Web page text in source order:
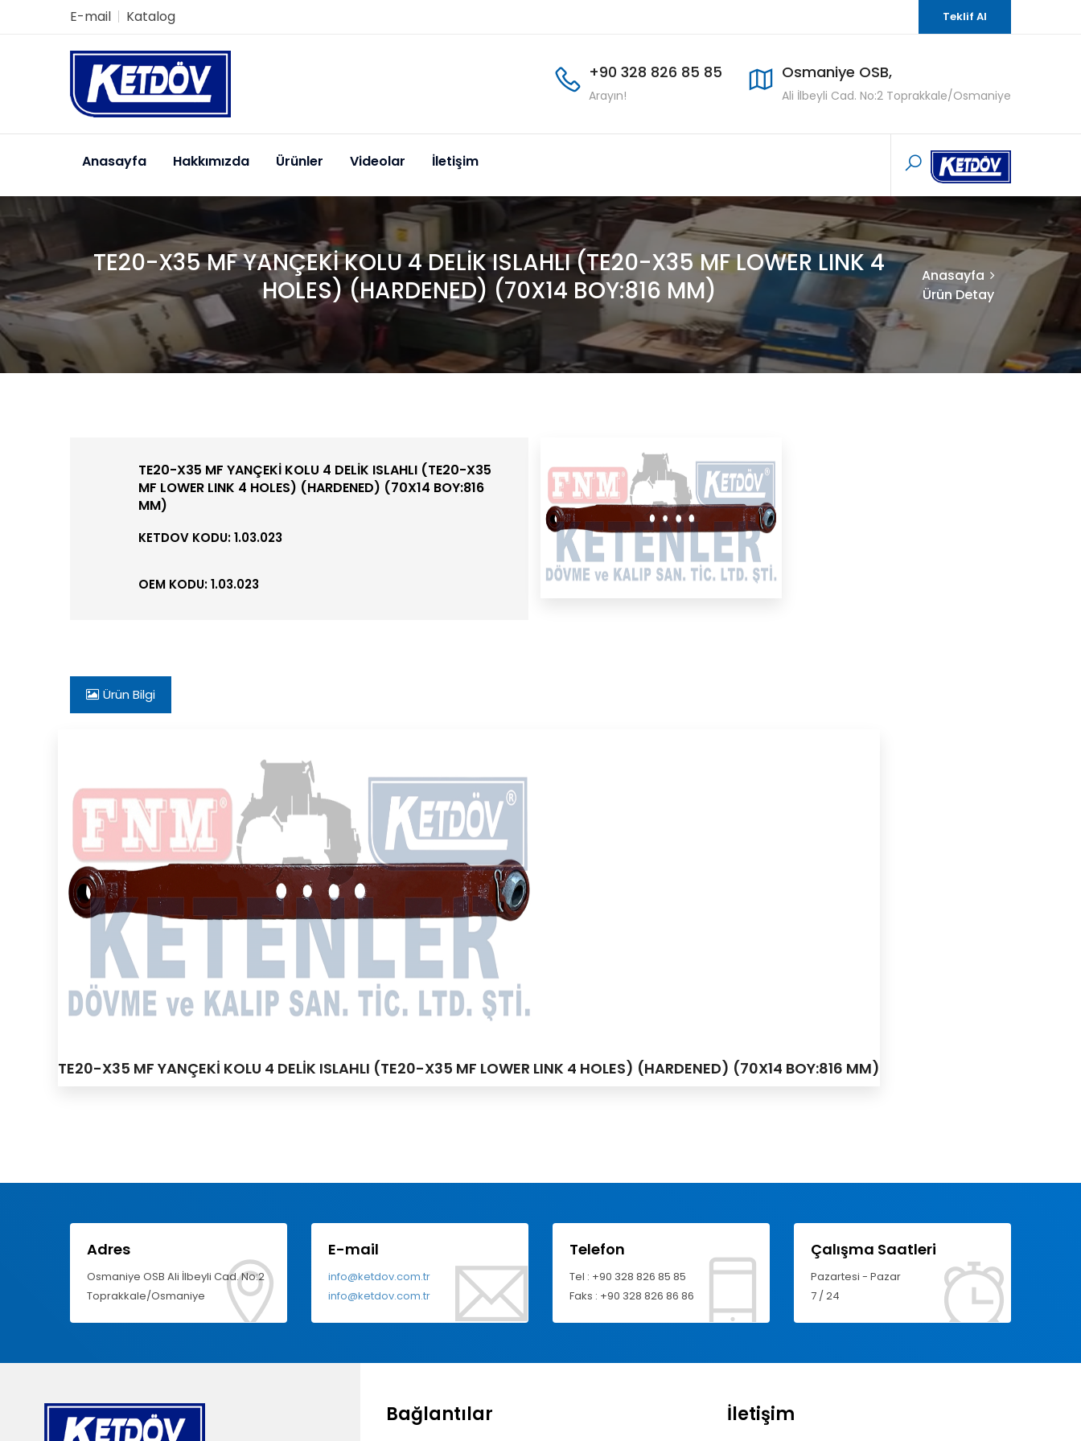
E-mail Katalog Teklif Al
+90 328 826 85 85
Arayın!
Osmaniye OSB,
Ali İlbeyli Cad. No:2 Toprakkale/Osmaniye
Anasayfa Hakkımızda Ürünler Videolar İletişim
TE20-X35 MF YANÇEKİ KOLU 4 DELİK ISLAHLI (TE20-X35 MF LOWER LINK 4
HOLES) (HARDENED) (70X14 BOY:816 MM)
Anasayfa
Ürün Detay
TE20-X35 MF YANÇEKİ KOLU 4 DELİK ISLAHLI (TE20-X35
MF LOWER LINK 4 HOLES) (HARDENED) (70X14 BOY:816
MM)
KETDOV KODU: 1.03.023
OEM KODU: 1.03.023
Ürün Bilgi
TE20-X35 MF YANÇEKİ KOLU 4 DELİK ISLAHLI (TE20-X35 MF LOWER LINK 4 HOLES) (HARDENED) (70X14 BOY:816 MM)
Adres
Osmaniye OSB Ali İlbeyli Cad. No:2
Toprakkale/Osmaniye
E-mail
info@ketdov.com.tr
info@ketdov.com.tr
Telefon
Tel : +90 328 826 85 85
Faks : +90 328 826 86 86
Çalışma Saatleri
Pazartesi - Pazar
7 / 24
Bağlantılar İletişim